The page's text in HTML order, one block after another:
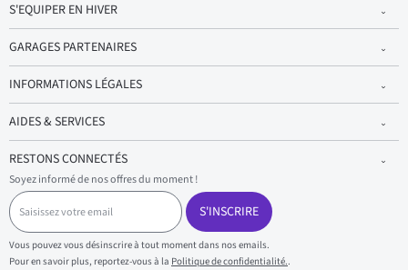
S'EQUIPER EN HIVER
GARAGES PARTENAIRES
INFORMATIONS LÉGALES
AIDES & SERVICES
RESTONS CONNECTÉS
Soyez informé de nos offres du moment !
S
a
i
s
i
S'INSCRIRE
Vous pouvez vous désinscrire à tout moment dans nos emails.
Pour en savoir plus, reportez-vous à la Politique de confidentialité..